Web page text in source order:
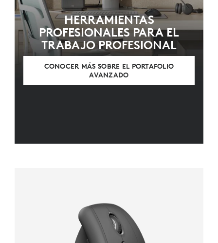
HERRAMIENTAS
PROFESIONALES PARA EL
TRABAJO PROFESIONAL
CONOCER MÁS SOBRE EL PORTAFOLIO
AVANZADO